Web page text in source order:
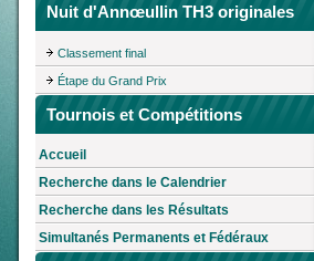
Nuit d'Annœullin TH3 originales
Classement final
Étape du Grand Prix
Tournois et Compétitions
Accueil
Recherche dans le Calendrier
Recherche dans les Résultats
Simultanés Permanents et Fédéraux